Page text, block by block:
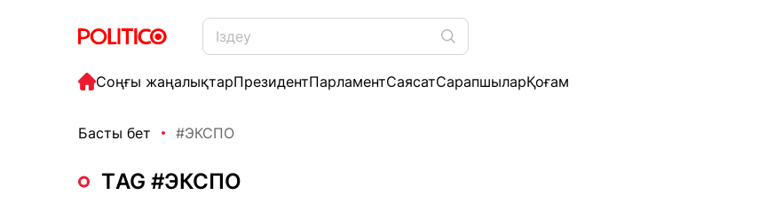
Соңғы жаңалықтарПрезидентПарламентСаясатСарапшыларҚоғам
Басты бет #ЭКСПО
ТAG #ЭКСПО